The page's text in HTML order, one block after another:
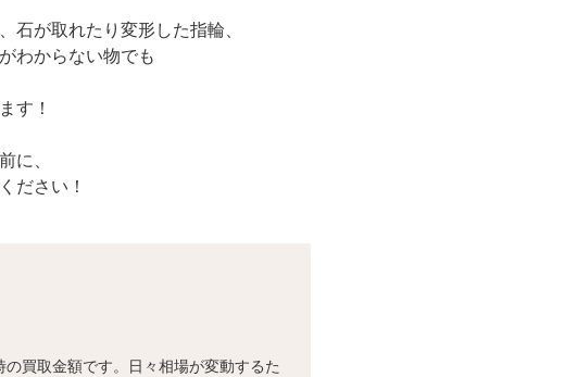
石が取れたり変形した指輪、
わからない物でも
す！
に、
ださい！
の買取金額です。日々相場が変動するた